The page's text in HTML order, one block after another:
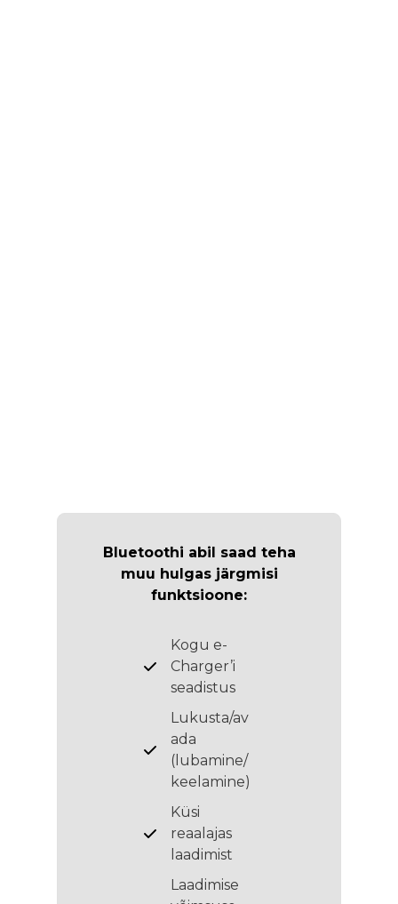
Bluetoothi abil saad teha
muu hulgas järgmisi
funktsioone:
Kogu e-
Charger’i
seadistus
Lukusta/av
ada
(lubamine/
keelamine)
Küsi
reaalajas
laadimist
Laadimise